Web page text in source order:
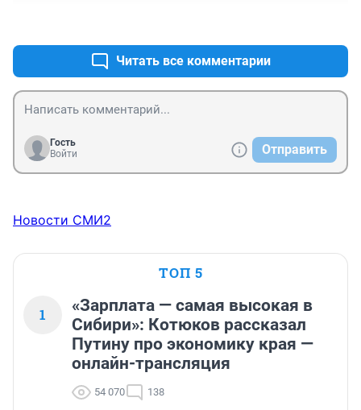
Читать все комментарии
Гость
Войти
Отправить
Новости СМИ2
ТОП 5
1
«Зарплата — самая высокая в
Сибири»: Котюков рассказал
Путину про экономику края —
онлайн-трансляция
54 070 138